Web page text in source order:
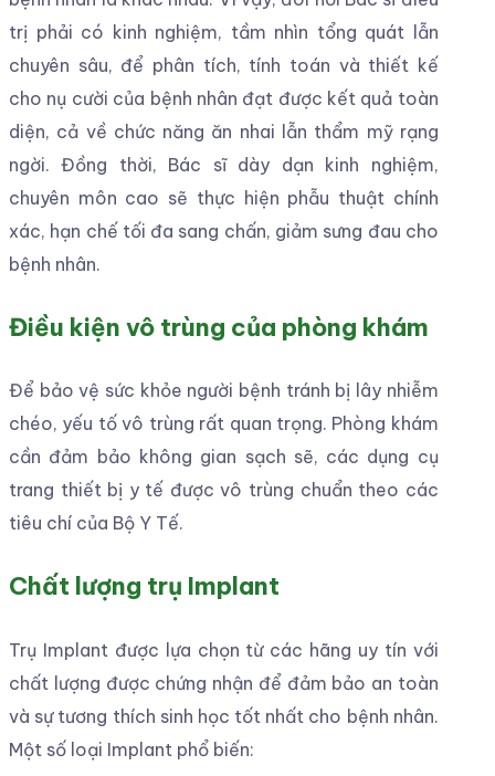
Chất lượng trụ Implant
Trụ Implant được lựa chọn từ các hãng uy tín với
chất lượng được chứng nhận để đảm bảo an toàn
và sự tương thích sinh học tốt nhất cho bệnh nhân.
Một số loại Implant phổ biến:
Implant Mỹ
Implant Hàn Quốc
Implant Neodent
Trang thiết bị hiện đại
Trồng răng Implant là kỹ thuật phức tạp, do đó sự
góp sức của các trang thiết bị hiện đại sẽ giúp
thời gian điều trị, tiết kiệm thời gian cho bệnh
thuật đã tạo ra nhiều máy móc giúp đẩy nhanh
quá trình lành thương giúp bệnh nhân giảm sưng
đau, nhanh lành sau phẫu thuật.